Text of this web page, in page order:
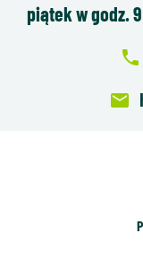
piątek w godz.
local_phone
email